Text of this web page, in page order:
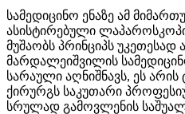
სამედიცინო ენაზე ამ
ასისტირებული
მუშაობს პრინციპს
მარდალეიშვილის
სარაული აღნიშნავს, ეს
ქირურგს საკუთარი
სრულად გამოვლენის